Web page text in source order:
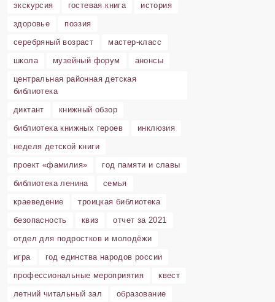
экскурсия
гостевая книга
история
здоровье
поэзия
серебряный возраст
мастер-класс
школа
музейный форум
анонсы
центральная районная детская
библиотека
диктант
книжный обзор
библиотека книжных героев
инклюзия
неделя детской книги
проект «фамилия»
год памяти и славы
библиотека ленина
семья
краеведение
троицкая библиотека
безопасность
квиз
отчет за 2021
отдел для подростков и молодёжи
игра
год единства народов россии
профессиональные мероприятия
квест
летний читальный зал
образование